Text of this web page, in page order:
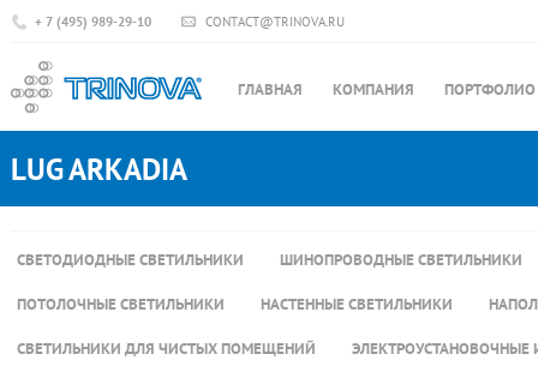
+ 7 (495) 989-29-10 CONTACT@TRINOVA.RU
ГЛАВНАЯ КОМПАНИЯ ПОРТФОЛИО
LUG ARKADIA
СВЕТОДИОДНЫЕ СВЕТИЛЬНИКИ ШИНОПРОВОДНЫЕ СВЕТИЛЬНИКИ
ПОТОЛОЧНЫЕ СВЕТИЛЬНИКИ НАСТЕННЫЕ СВЕТИЛЬНИКИ
СВЕТИЛЬНИКИ ДЛЯ ЧИСТЫХ ПОМЕЩЕНИЙ ЭЛЕКТРОУСТАНОВОЧНЫЕ